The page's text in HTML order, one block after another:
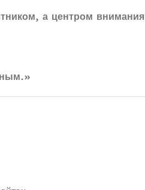
а центром внимания